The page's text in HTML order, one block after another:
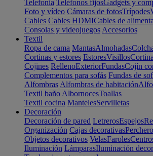
Telefonía Teléfonos fijosGadgets y
Foto y vídeo Cámaras de fotosTrípodes
Cables Cables HDMICables de
Consolas y videojuegos Accesorios
Textil
Ropa de cama MantasAlmohadas
Cortinas y estores EstoresVisillos
Cojines RellenoExteriorFundasCojín
Complementos para sofás Fundas de
Alfombras Alfombras de habitación
Textil baño AlbornocesToallas
Textil cocina MantelesServilletas
Decoración
Decoración de pared LetrerosEspejos
Organización Cajas decorativas
Objetos decorativos VelasFaroles
Iluminación LámparasIluminación